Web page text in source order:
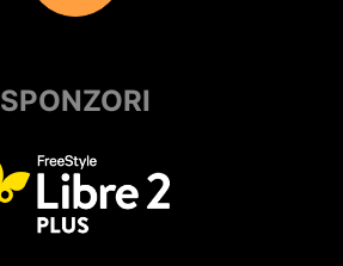
SPONZORI